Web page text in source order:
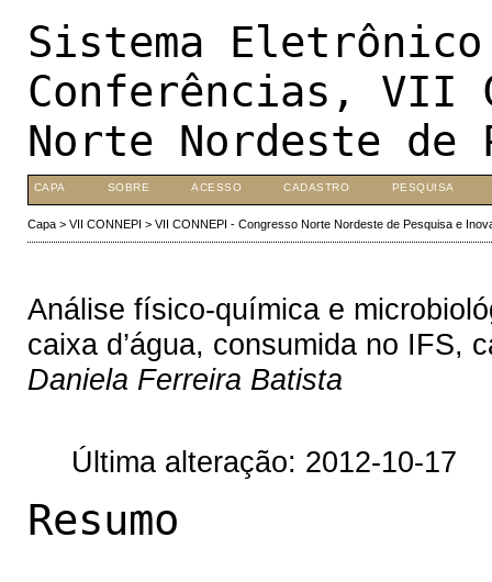
Sistema
Conferências, VII
Norte Nordeste de
CAPA SOBRE ACESSO CADASTRO PESQUISA
Capa> VII CONNEPI > VII CONNEPI - Congresso Norte Nordeste de Pesquisa e
Análise físico-química e
caixa d’água, consumida no IFS,
Daniela Ferreira Batista
Última alteração: 2012-10-17
Resumo